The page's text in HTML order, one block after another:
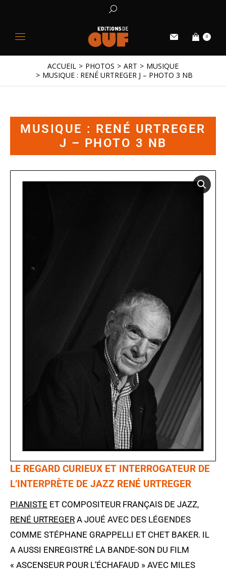
0
Vous êtes ici :
ACCUEIL PHOTOS ART
MUSIQUE
MUSIQUE : RENÉ URTREGER J – PHOTO 3 NB
MUSIQUE : RENÉ URTREGER
J – PHOTO 3 NB
LE REGARD CURIEUX ET INTERROGATEUR DE
L’INTERPRÈTE DE JAZZ RENÉ URTREGER
PIANISTE ET COMPOSITEUR FRANÇAIS DE JAZZ,
RENÉ URTREGER A JOUÉ AVEC DES LÉGENDES
COMME STÉPHANE GRAPPELLI ET CHET BAKER. IL
A AUSSI ENREGISTRÉ LA BANDE-SON DU FILM
« ASCENSEUR POUR L’ÉCHAFAUD » AVEC MILES